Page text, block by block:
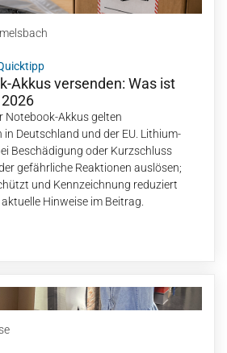
Akkus versenden: Was ist
Notebook-Akkus gelten
Deutschland und der EU. Lithium-
Beschädigung oder Kurzschluss
gefährliche Reaktionen auslösen;
und Kennzeichnung reduziert
Hinweise im Beitrag.